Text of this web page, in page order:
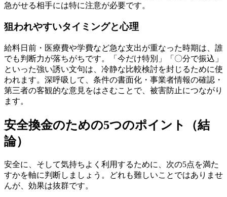
急がせる相手には特に注意が必要です。
狙われやすいタイミングと心理
給料日前・医療費や学費など急な支出が重なった時期は、誰
でも判断力が落ちがちです。「今だけ特別」「〇分で振込」
といった強い誘い文句は、冷静な比較検討を封じるために使
われます。深呼吸して、条件の書面化・事業者情報の確認・
第三者の客観的な意見をはさむことで、被害防止につながり
ます。
安全換金のための5つのポイント（結
論）
安全に、そして気持ちよく利用するために、次の5点を満た
すかを軸に判断しましょう。どれも難しいことではありませ
んが、効果は抜群です。